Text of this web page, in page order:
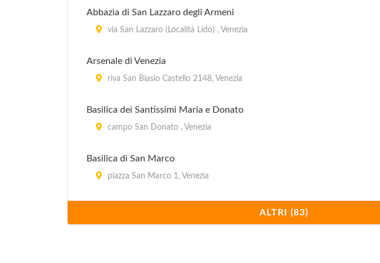
Abbazia di San Lazzaro degli Armeni
via San Lazzaro (Località Lido) , Venezia
Arsenale di Venezia
riva San Biasio Castello 2148, Venezia
Basilica dei Santissimi Maria e Donato
campo San Donato , Venezia
Basilica di San Marco
piazza San Marco 1, Venezia
campo della Salute 1, Venezia
ALTRI (83)